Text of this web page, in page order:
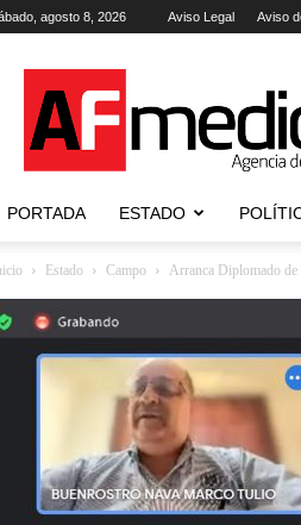
agosto 8, 2026 Aviso Legal Aviso
Agencia
de
Noticias
PORTADA ESTADO
Estado Campo Arranca Diplomado